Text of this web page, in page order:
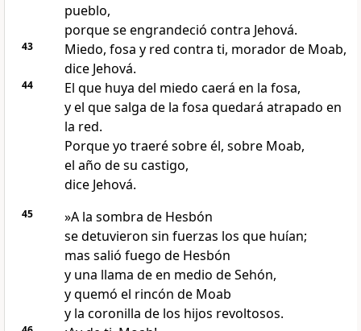
pueblo,
porque se engrandeció contra Jehová.
43
Miedo, fosa y red contra ti, morador de Moab,
dice Jehová.
44
El que huya del miedo caerá en la fosa,
y el que salga de la fosa quedará atrapado en
la red.
Porque yo traeré sobre él, sobre Moab,
el año de su castigo,
dice Jehová.
45
»A la sombra de Hesbón
se detuvieron sin fuerzas los que huían;
mas salió fuego de Hesbón
y una llama de en medio de Sehón,
y quemó el rincón de Moab
y la coronilla de los hijos revoltosos.